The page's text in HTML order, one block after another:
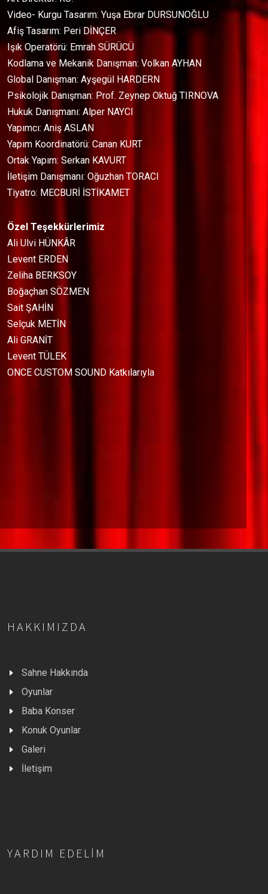
Video- Kurgu Tasarım: Yuşa Ebrar DURSUNOĞLU
Afiş Tasarım: Peri DİNÇER
Işık Operatörü: Emrah SÜRÜCÜ
Kodlama ve Mekanik Danışman: Volkan AYHAN
Global Danışman: Ayşegül HARDERN
Psikolojik Danışman: Prof. Zeynep Oktuğ TIRNOVA
Hukuk Danışmanı: Alper NAYCI
Yapımcı: Aniş ASLAN
Yapım Koordinatörü: Canan KURT
Ortak Yapım: Serkan KAVURT
İletişim Danışmanı: Oğuzhan TORACI
Tiyatro: MECBURİ İSTİKAMET
Özel Teşekkürlerimiz
Ali Ulvi HÜNKÂR
Levent ERDEN
Zeliha BERKSOY
Boğaçhan SÖZMEN
Sait ŞAHİN
Selçuk METİN
Ali GRANİT
Levent TÜLEK
ONCE CUSTOM SOUND Katkılarıyla
HAKKIMIZDA
Sahne Hakkında
Oyunlar
Baba Konser
Konuk Oyunlar
Galeri
İletişim
YARDIM EDELIM